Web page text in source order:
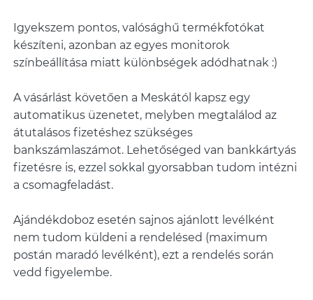
Igyekszem pontos, valósághű termékfotókat
készíteni, azonban az egyes monitorok
színbeállítása miatt különbségek adódhatnak :)
A vásárlást követően a Meskától kapsz egy
automatikus üzenetet, melyben megtalálod az
átutalásos fizetéshez szükséges
bankszámlaszámot. Lehetőséged van bankkártyás
fizetésre is, ezzel sokkal gyorsabban tudom intézni
a csomagfeladást.
Ajándékdoboz esetén sajnos ajánlott levélként
nem tudom küldeni a rendelésed (maximum
postán maradó levélként), ezt a rendelés során
vedd figyelembe.